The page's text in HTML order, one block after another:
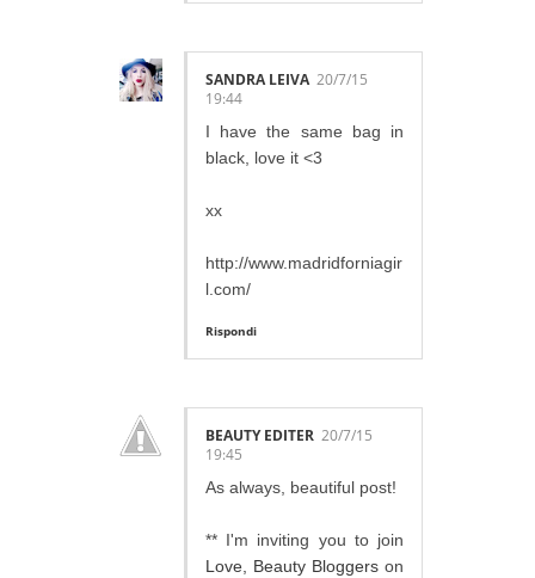
SANDRA LEIVA 20/7/15
19:44
I have the same bag in
black, love it <3
xx
http://www.madridforniagir
l.com/
Rispondi
BEAUTY EDITER 20/7/15
19:45
As always, beautiful post!
** I'm inviting you to join
Love, Beauty Bloggers on